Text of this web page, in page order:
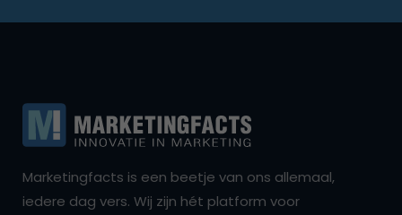
Marketingfacts is een beetje van ons allemaal,
iedere dag vers. Wij zijn hét platform voor